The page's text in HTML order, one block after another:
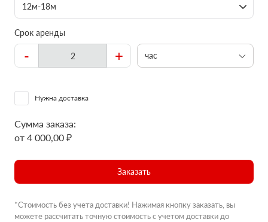
12м-18м
Срок аренды
- + час
Нужна доставка
Сумма заказа:
от 4 000,00 ₽
Заказать
*Стоимость без учета доставки! Нажимая кнопку заказать, вы
можете рассчитать точную стоимость с учетом доставки до